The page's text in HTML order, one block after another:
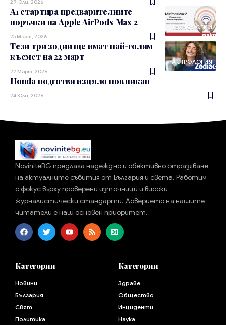
29 Юли, 2026
ТЕХНОЛОГИИ
A1 стартира предварителните
поръчки на Apple AirPods Max 2
25 Март, 2026
АСТРОЛОГИЯ
Тези три зодии ще имат най-голям
късмет на 22 март
22 Март, 2026
Honda подготвя изцяло нов пикап
24 Юли, 2026
NoviniteBG предлага надеждно и обективно отразяване
на актуалните събития от България и света. Работим
с фокус върху проверени източници и високи
журналистически стандарти. Доверието на нашите
читатели е наш основен приоритет.
Категории
Новини
България
Свят
Политика
Категории
Здраве
Общество
Инциденти
Наука